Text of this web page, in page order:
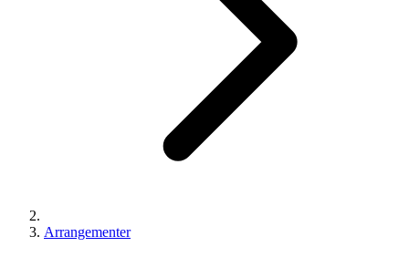
Arrangementer